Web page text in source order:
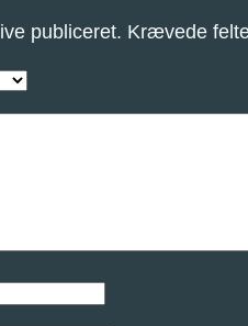
publiceret. Krævede